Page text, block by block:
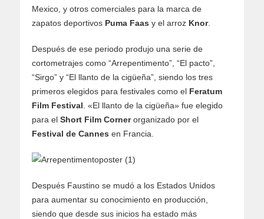
Mexico, y otros comerciales para la marca de
zapatos deportivos Puma Faas y el arroz Knor.
Después de ese periodo produjo una serie de
cortometrajes como “Arrepentimento”, “El pacto”,
“Sirgo” y “El llanto de la cigüeña”, siendo los tres
primeros elegidos para festivales como el Feratum
Film Festival . «El llanto de la cigüeña» fue elegido
para el Short Film Cornerorganizado por el
Festival de Cannes en Francia.
Después Faustino se mudó a los Estados Unidos
para aumentar su conocimiento en producción,
siendo que desde sus inicios ha estado más